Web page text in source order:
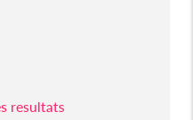
resultats